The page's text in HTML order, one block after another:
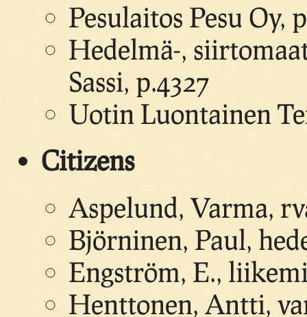
Pesulaitos Pesu Oy,
Hedelmä-,
Sassi, p.4327
Uotin Luontainen
Citizens
Aspelund, Varma,
Björninen, Paul,
Engström, E.,
Henttonen, Antti,